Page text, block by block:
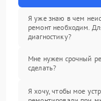
Я уже знаю в чем
ремонт необходим.
диагностику?
Мне нужен срочный
сделать?
Я хочу, чтобы мое